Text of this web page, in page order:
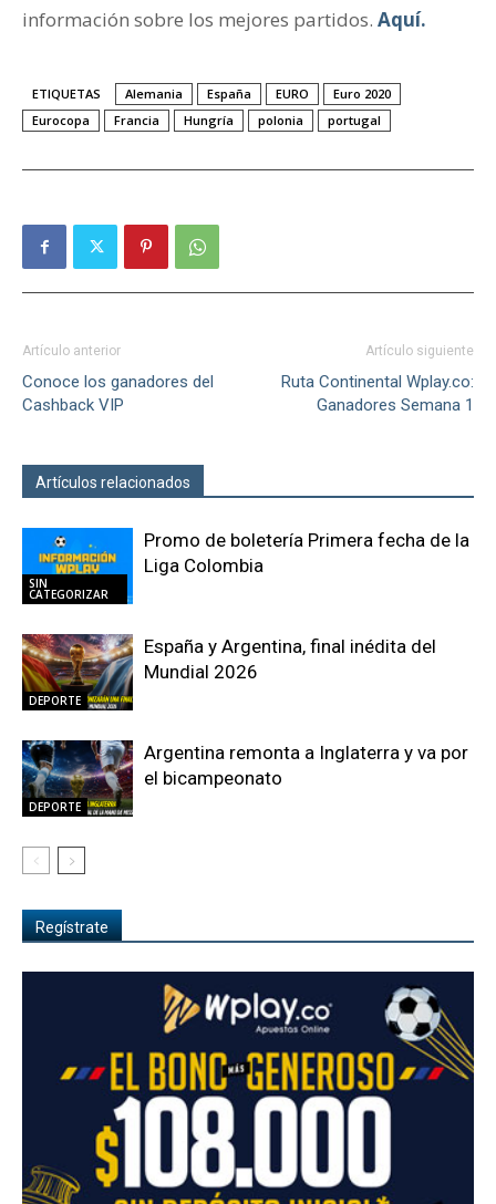
información sobre los mejores partidos. Aquí.
ETIQUETAS Alemania España EURO
Euro 2020
Eurocopa
Francia Hungría polonia portugal
Artículo anterior
Conoce los ganadores del
Cashback VIP
Artículo siguiente
Ruta Continental Wplay.co:
Ganadores Semana 1
Artículos relacionados
SIN
CATEGORIZAR
Promo de boletería Primera fecha de la
Liga Colombia
DEPORTE
España y Argentina, final inédita del
Mundial 2026
DEPORTE
Argentina remonta a Inglaterra y va por
el bicampeonato
Regístrate